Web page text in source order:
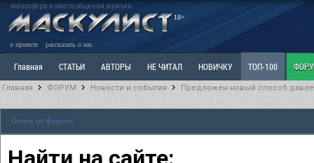
маносфера и место общения мужчин
18+
о проекте рассказать о нас
Главная СТАТЬИ АВТОРЫ НЕ ЧИТАЛ НОВИЧКУ ТОП-100
Ветка: Наболевшее. Выскажись!
РАЗДЕЛ: Разное
Главная ФОРУМ Новости и события Предложен новый способ
Поиск по форуму